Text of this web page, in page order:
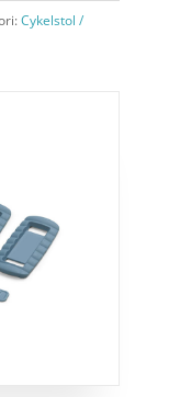
Cykelstol /